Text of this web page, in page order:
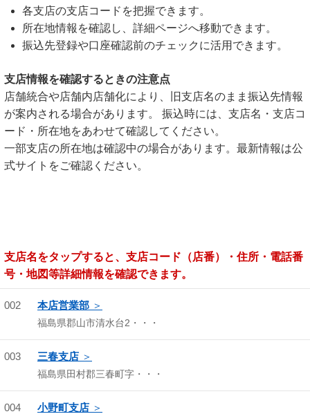
各支店の支店コードを把握できます。
所在地情報を確認し、詳細ページへ移動できます。
振込先登録や口座確認前のチェックに活用できます。
支店情報を確認するときの注意点
店舗統合や店舗内店舗化により、旧支店名のまま振込先情報
が案内される場合があります。 振込時には、支店名・支店コ
ード・所在地をあわせて確認してください。
一部支店の所在地は確認中の場合があります。最新情報は公
式サイトをご確認ください。
支店名をタップすると、支店コード（店番）・住所・電話番
号・地図等詳細情報を確認できます。
002 本店営業部
福島県郡山市清水台2・・・
003 三春支店
福島県田村郡三春町字・・・
004 小野町支店